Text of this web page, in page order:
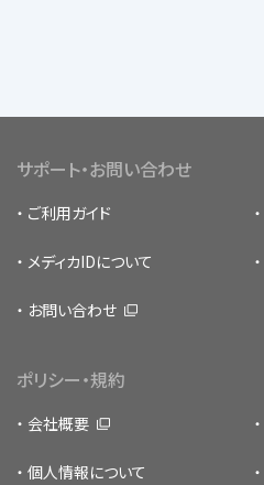
サポート・お問い合わせ
ご利用ガイド
メディカIDについて
お問い合わせ
ポリシー・規約
会社概要
個人情報について